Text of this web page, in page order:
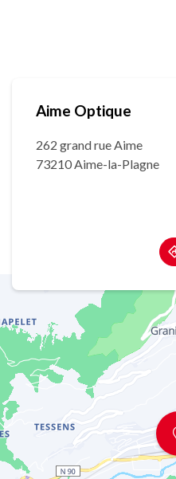
Aime Optique
262 grand rue Aime
73210 Aime-la-Plagne